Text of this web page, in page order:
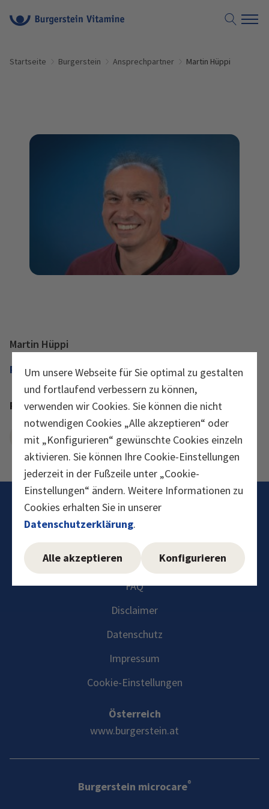
Um unsere Webseite für Sie optimal zu gestalten
und fortlaufend verbessern zu können,
verwenden wir Cookies. Sie können die nicht
notwendigen Cookies „Alle akzeptieren“ oder
mit „Konfigurieren“ gewünschte Cookies einzeln
aktivieren. Sie können Ihre Cookie-Einstellungen
jederzeit in der Fußzeile unter „Cookie-
Einstellungen“ ändern. Weitere Informationen zu
Cookies erhalten Sie in unserer
Datenschutzerklärung.
Alle akzeptieren Konfigurieren
Suche
Startseite Burgerstein Ansprechpartner Martin Hüppi
Martin Hüppi
Produktion/Konfektionierung
Produktion Support
E-Mail senden
Instagram
Facebook
YouTube
LinkedIn
FAQ
Disclaimer
Datenschutz
Impressum
Cookie-Einstellungen
Österreich
www.burgerstein.at
Burgerstein microcare®